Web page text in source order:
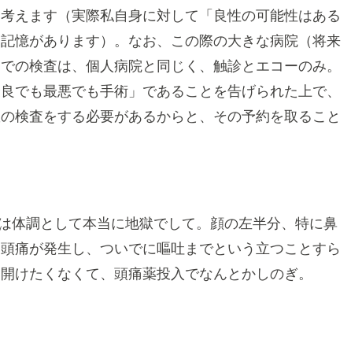
えます（実際私自身に対して「良性の可能性はある
憶があります）。なお、この際の大きな病院（将来
の検査は、個人病院と同じく、触診とエコーのみ。
でも最悪でも手術」であることを告げられた上で、
検査をする必要があるからと、その予約を取ること
体調として本当に地獄でして。顔の左半分、特に鼻
痛が発生し、ついでに嘔吐までという立つことすら
けたくなくて、頭痛薬投入でなんとかしのぎ。